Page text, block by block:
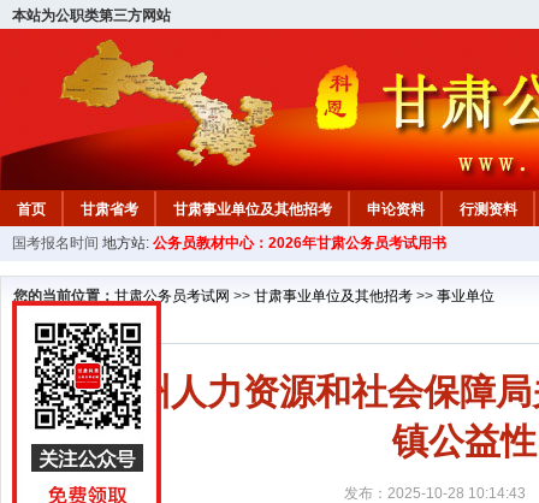
本站为公职类第三方网站
首页 甘肃省考 甘肃事业单位及其他招考 申论资料
行测资料
国考报名时间 地方站: 公务员教材中心：2026年甘肃公务员考试用书
您的当前位置： 甘肃公务员考试网 >> 甘肃事业单位及其他招考 >> 事业单位
临夏州人力资源和社会保障
镇公益
发布：2025-10-28 10:14:43